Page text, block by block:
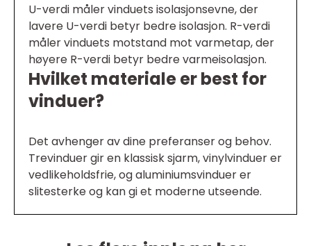
U-verdi måler vinduets isolasjonsevne, der
lavere U-verdi betyr bedre isolasjon. R-verdi
måler vinduets motstand mot varmetap, der
høyere R-verdi betyr bedre varmeisolasjon.
Hvilket materiale er best for
vinduer?
Det avhenger av dine preferanser og behov.
Trevinduer gir en klassisk sjarm, vinylvinduer er
vedlikeholdsfrie, og aluminiumsvinduer er
slitesterke og kan gi et moderne utseende.